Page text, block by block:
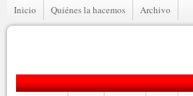
Inicio Quiénes la hacemos Archivo